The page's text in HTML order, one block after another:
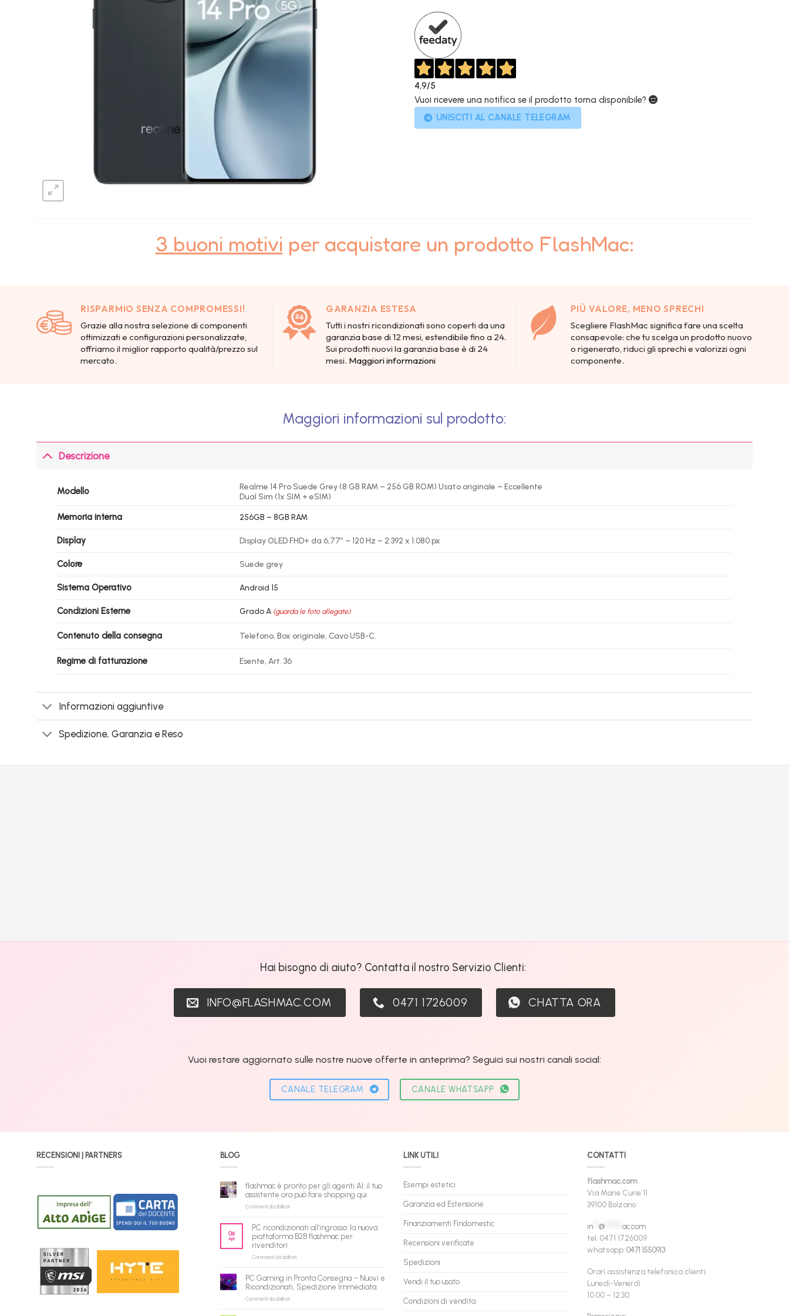
4,9/5
Vuoi ricevere una notifica se il prodotto torna disponibile?
UNISCITI AL CANALE TELEGRAM
3 buoni motivi per acquistare un prodotto FlashMac:
RISPARMIO SENZA COMPROMESSI!
Grazie alla nostra selezione di componenti
ottimizzati e configurazioni personalizzate,
offriamo il miglior rapporto qualità/prezzo sul
mercato.
GARANZIA ESTESA
Tutti i nostri ricondizionati sono coperti da una
garanzia base di 12 mesi, estendibile fino a 24.
Sui prodotti nuovi la garanzia base è di 24
mesi. Maggiori informazioni
PIÙ VALORE, MENO SPRECHI
Scegliere FlashMac significa fare una scelta
consapevole: che tu scelga un prodotto nuovo
o rigenerato, riduci gli sprechi e valorizzi ogni
componente.
Maggiori informazioni sul prodotto:
Descrizione
Modello
Realme 14 Pro Suede Grey (8 GB RAM – 256 GB ROM) Usato originale – Eccellente
Dual Sim (1x SIM + eSIM)
Memoria interna 256GB – 8GB RAM
Display Display OLED FHD+ da 6,77″ – 120 Hz – 2.392 x 1.080 px
Colore Suede grey
Sistema Operativo Android 15
Condizioni Esterne Grado A (guarda le foto allegate)
Contenuto della consegna Telefono, Box originale, Cavo USB-C.
Regime di fatturazione Esente, Art. 36
Informazioni aggiuntive
Spedizione, Garanzia e Reso
Hai bisogno di aiuto? Contatta il nostro Servizio Clienti:
INFO@FLASHMAC.COM 0471 1726009 CHATTA ORA
Vuoi restare aggiornato sulle nostre nuove offerte in anteprima? Seguici sui nostri canali social:
CANALE TELEGRAM CANALE WHATSAPP
RECENSIONI | PARTNERS BLOG
flashmac è pronto per gli agenti AI: il tuo
assistente ora può fare shopping qui
Commenti disabilitatisu
pronto
per
agenti
tuo
assistente
06
Apr
PC ricondizionati all’ingrosso: la nuova
piattaforma B2B flashmac per
rivenditori
Commenti disabilitatisu
all’ingrosso:
la
PC Gaming in Pronta Consegna – Nuovi e
Ricondizionati, Spedizione Immediata
Commenti disabilitatisu
LINK UTILI
Esempi estetici
Garanzia ed Estensione
Finanziamenti Findomestic
Recensioni verificate
Spedizioni
Vendi il tuo usato
Condizioni di vendita
CONTATTI
flashmac.com
Via Marie Curie 11
39100 Bolzano
in** @****** ac.com
tel. 0471 1726009
whatsapp: 0471 1550913
Orari assistenza telefonica clienti:
Lunedì-Venerdì
10.00 – 12.30